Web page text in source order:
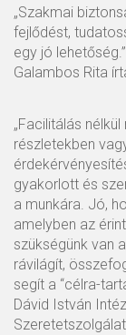
„Szakmai
fejlődést,
egy jó lehetőség.”
Galambos Rita
„Facilitálás
részletekben
gyakorlott és
a munkára. Jó,
amelyben az
szükségünk van
rávilágít,
segít a “célra-
Dávid István
Szeretetszolgálat